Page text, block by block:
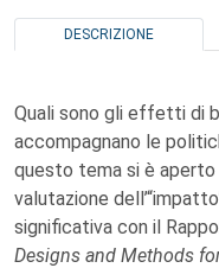
DESCRIZIONE
Quali sono gli effetti di
accompagnano le
questo tema si è
valutazione
significativa con il
Designs and Methods